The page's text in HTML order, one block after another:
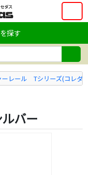
探す
ーレール Tシリーズ(コレダ
バー